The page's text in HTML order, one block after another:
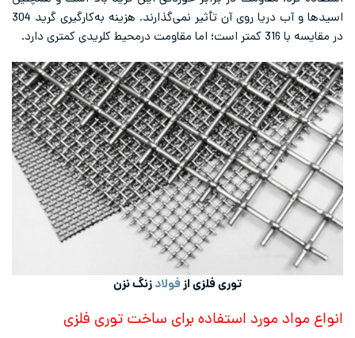
اسیدها و آب دریا روی آن تأثیر نمی‌گذارند. هزینه به‌کارگیری گرید 304
در مقایسه با 316 کمتر است؛ اما مقاومت درمحیط کلریدی کمتری دارد.
توری فلزی ازفولادزنگ نزن
انواع مواد مورد استفاده برای ساخت توری فلزی